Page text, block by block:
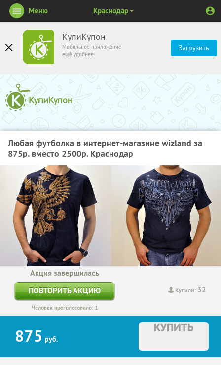
КупиКупон
Мобильное приложение
ещё удобнее
Загрузить
Меню Краснодар
Любая футболка в интернет-магазине wizland за
875р. вместо 2500р. Краснодар
Купили: 32
Акция завершилась
ПОВТОРИТЬ АКЦИЮ
Человек проголосовало: 1
875 руб.
КУПИТЬ